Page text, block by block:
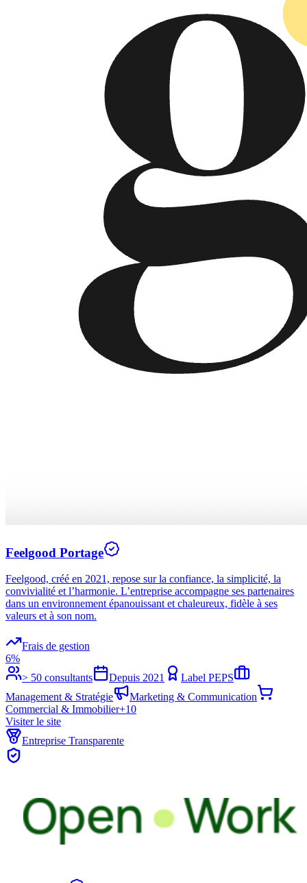
Feelgood Portage
Feelgood, créé en 2021, repose sur la confiance, la simplicité, la
convivialité et l’harmonie. L’entreprise accompagne ses partenaires
dans un environnement épanouissant et chaleureux, fidèle à ses
valeurs et à son nom.
Frais de gestion
6%
> 50 consultants
Depuis 2021
Label PEPS
Management & Stratégie
Marketing & Communication
Commercial & Immobilier+10
Visiter le site
Entreprise Transparente